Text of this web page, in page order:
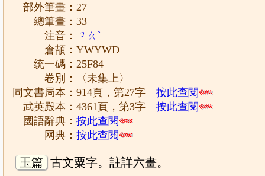
部外筆畫：27
總筆畫：33
注音： ㄗㄠˋ
倉頡：YWYWD
统一碼：25F84
卷別：〈未集上〉
同文書局本：914頁，第27字按此查閱
武英殿本：4361頁，第3字按此查閱
國語辭典：按此查閱
网典：按此查閱
玉篇 古文粟字。註詳六畫。